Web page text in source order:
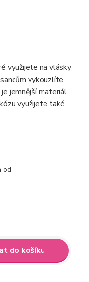
využijete na vlásky
vykouzlíte
jemnější materiál
využijete také
od
do košíku